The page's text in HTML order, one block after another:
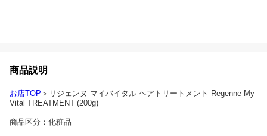
商品説明
お店TOP ＞リジェンヌ マイバイタル ヘアトリートメント Regenne My
Vital TREATMENT (200g)
商品区分：化粧品